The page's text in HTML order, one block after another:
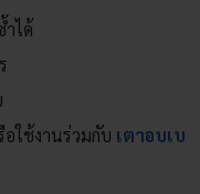
ได้
อใช้งานร่วมกับ เตาอบเบ